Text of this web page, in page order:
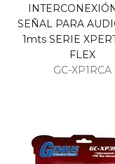
SEÑAL PARA
1mts SERIE
FLEX
GC-XP1RCA